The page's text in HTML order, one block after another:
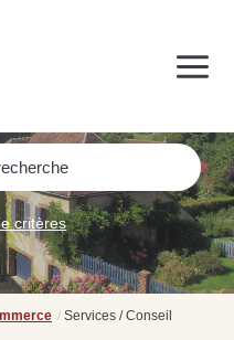
SOCIAUX
dans vos projets
critères
Services / Conseil